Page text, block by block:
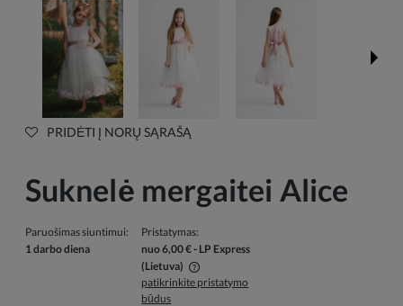
PRIDĖTI Į NORŲ SĄRAŠĄ
Suknelė mergaitei Alice
Paruošimas siuntimui:
1 darbo diena
Pristatymas:
nuo 6,00 €- LP Express
(Lietuva)
Į kainą neįskaičiuotos galimos mokėjimo išlaidos
patikrinkite pristatymo
būdus